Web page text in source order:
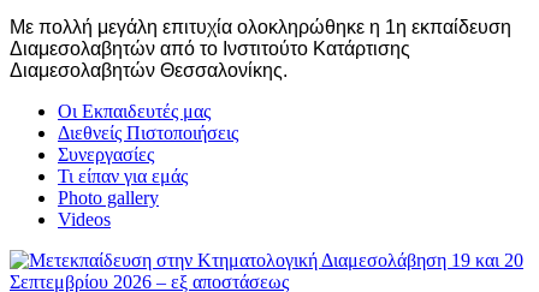
Με πολλή μεγάλη επιτυχία ολοκληρώθηκε η 1η εκπαίδευση
Διαμεσολαβητών από το Ινστιτούτο Κατάρτισης
Διαμεσολαβητών Θεσσαλονίκης.
Οι Εκπαιδευτές μας
Διεθνείς Πιστοποιήσεις
Συνεργασίες
Τι είπαν για εμάς
Photo gallery
Videos